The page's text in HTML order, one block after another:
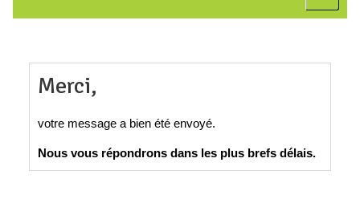
Shiatsu
En entreprise
Merci,
votre message a bien été envoyé.
Nous vous répondrons dans les plus brefs délais.